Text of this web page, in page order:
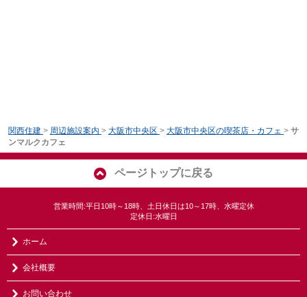
関西住建 > 周辺施設案内 > 大阪市中央区 > 大阪市中央区の喫茶店・カフェ > サ
ンマルクカフェ
ページトップに戻る
営業時間:平日10時～18時、土日休日は10～17時、水曜定休
定休日:水曜日
ホーム
会社概要
お問い合わせ